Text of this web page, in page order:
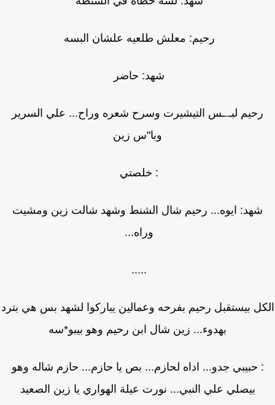
رحيم: معلش طلعيه علشان البسه
شهد: حاضر
رحيم لبـ.ـس التيشيرت وسرح شعره وراح... علي السرير
وبا"س زين
: خلصتي
شهد: ايوه... رحيم شال الشنط وشهد شالت زين ومشيت
وراه...
.....
بيستقبل رحيم بفرحه وعمالين يباركوا لشهد بس هي بترد
بهدوء... زين شال ابن رحيم وهو بيبو*سه
: حبيبي جدو... اداه لحازم... بص يا حازم... حازم شاله وهو
بيصلي علي النبي... نورت عيلة الهواري يا زين الصعيد